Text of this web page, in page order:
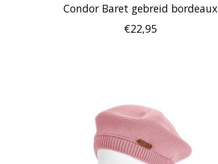
Condor Baret gebreid bordeaux
€22,95